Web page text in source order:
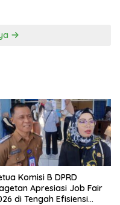
Komisi B DPRD
Apresiasi Job Fair
di Tengah Efisiensi